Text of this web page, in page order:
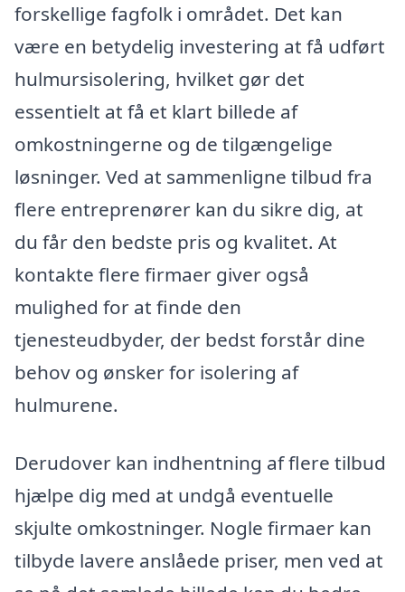
forskellige fagfolk i området. Det kan
være en betydelig investering at få udført
hulmursisolering, hvilket gør det
essentielt at få et klart billede af
omkostningerne og de tilgængelige
løsninger. Ved at sammenligne tilbud fra
flere entreprenører kan du sikre dig, at
du får den bedste pris og kvalitet. At
kontakte flere firmaer giver også
mulighed for at finde den
tjenesteudbyder, der bedst forstår dine
behov og ønsker for isolering af
hulmurene.
Derudover kan indhentning af flere tilbud
hjælpe dig med at undgå eventuelle
skjulte omkostninger. Nogle firmaer kan
tilbyde lavere anslåede priser, men ved at